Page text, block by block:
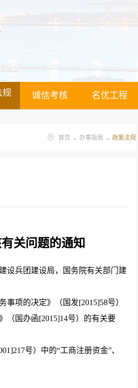
规 诚信考核 名优工程
首页 → 办事指南 → 政策法规
关问题的通知
设兵团建设局，国务院有关部门建
项的决定》（国发[2015]58号）
（国办函[2015]14号）的有关要
号）中的“工商注册资金”、